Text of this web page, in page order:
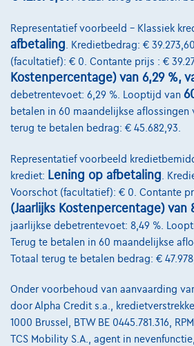
2390 Westmalle,Auto Elektro Peeters
Vergelijk
Bekijk wagen
Representatief voorbeeld – Klassiek
afbetaling . Kredietbedrag: €
(facultatief): € 0. Contante prijs : €
Kostenpercentage) van 6,29 %,
debetrentevoet: 6,29 %. Looptijd van
betalen in 60 maandelijkse aflossingen
terug te betalen bedrag: € 45.682,93.
Representatief voorbeeld
krediet: Lening op afbetaling .
Voorschot (facultatief): € 0. Contante
(Jaarlijks Kostenpercentage) van
jaarlijkse debetrentevoet: 8,49 %.
Terug te betalen in 60 maandelijkse
Totaal terug te betalen bedrag: €
Onder voorbehoud van aanvaarding
door Alpha Credit s.a.,
1000 Brussel, BTW BE 0445.781.316,
TCS Mobility S.A., agent in